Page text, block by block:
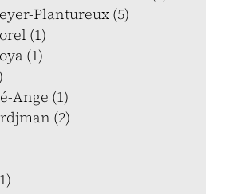
Plantureux (5)
(1)
(1)
Ange (1)
(2)